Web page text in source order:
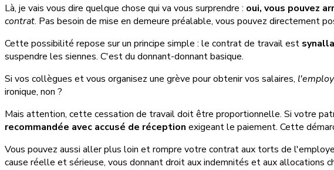
Là, je vais vous dire quelque chose qui va vous surprendre : oui, vous pouvez
contrat. Pas besoin de mise en demeure préalable, vous pouvez directement
Cette possibilité repose sur un principe simple : le contrat de travail est
suspendre les siennes. C'est du donnant-donnant basique.
Si vos collègues et vous organisez une grève pour obtenir vos salaires,
ironique, non ?
Mais attention, cette cessation de travail doit être proportionnelle. Si votre
recommandée avec accusé de réception exigeant le paiement. Cette
Vous pouvez aussi aller plus loin et rompre votre contrat aux torts de
cause réelle et sérieuse, vous donnant droit aux indemnités et aux allocations